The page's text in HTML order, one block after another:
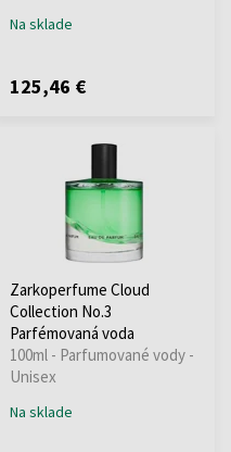
Na sklade
125,46 €
Zarkoperfume Cloud
Collection No.3
Parfémovaná voda
100ml - Parfumované vody -
Unisex
Na sklade